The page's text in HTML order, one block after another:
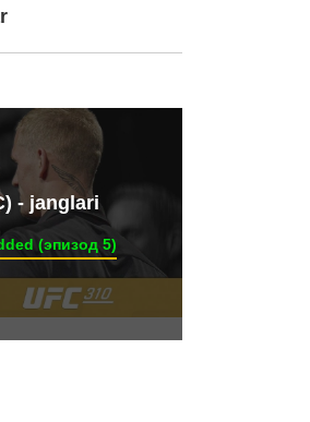
- janglari
(эпизод 5)